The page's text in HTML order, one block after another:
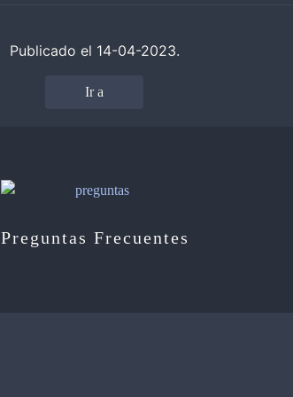
Publicado el 14-04-2023.
Ir a
Preguntas Frecuentes